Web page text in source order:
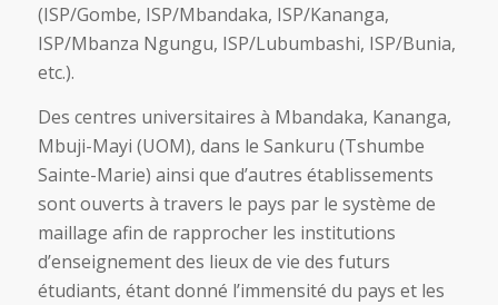
(ISP/Gombe, ISP/Mbandaka, ISP/Kananga,
ISP/Mbanza Ngungu, ISP/Lubumbashi, ISP/Bunia,
etc.).
Des centres universitaires à Mbandaka, Kananga,
Mbuji-Mayi (UOM), dans le Sankuru (Tshumbe
Sainte-Marie) ainsi que d’autres établissements
sont ouverts à travers le pays par le système de
maillage afin de rapprocher les institutions
d’enseignement des lieux de vie des futurs
étudiants, étant donné l’immensité du pays et les